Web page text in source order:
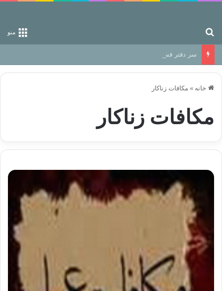
منو
سر دفتر فساد در زمین‌، دوری وکناره‌گیری از راه خداست‌!
خانه » مکافات زناکار
مکافات زناکار